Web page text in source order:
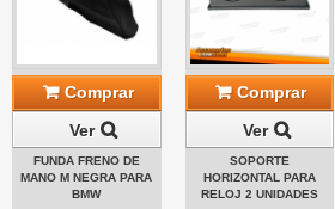
Comprar
Ver
FUNDA FRENO DE
MANO M NEGRA PARA
BMW
Comprar
Ver
SOPORTE
HORIZONTAL PARA
RELOJ 2 UNIDADES